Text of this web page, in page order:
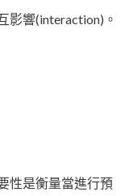
影響(interaction)。
性是衡量當進行預